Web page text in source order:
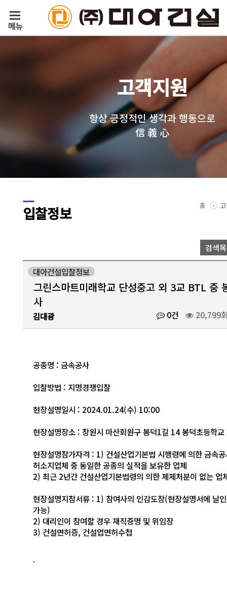
고객지원
항상 긍정적인 생각과 행동으로
信 義 心
입찰정보 홈
검색
대아건설입찰정보
그린스마트미래학교 단성중고 외 3교 BTL 중
사
김대광 0건 20,799
공종명 : 금속공사
입찰방법 : 지명경쟁입찰
현장설명일시 : 2024.01.24(수) 10:00
현장설명장소 : 창원시 마산회원구 봉덕1길 14 봉덕초등학교
현장설명참가자격 : 1) 건설산업기본법 시행령에 의한 금속
허소지업체 중 동일한 공종의 실적을 보유한 업체
2) 최근 2년간 건설산업기본법령의 의한 제제처분이 없는 업
현장설명지참서류 : 1) 참여사의 인감도장(현장설명서에 날
가능)
2) 대리인이 참여할 경우 재직증명 및 위임장
3) 건설면허증, 건설업면허수첩
.